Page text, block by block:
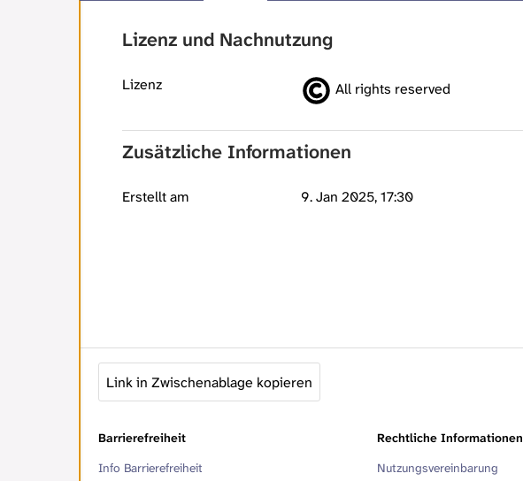
Lizenz und Nachnutzung
Lizenz All rights reserved
Zusätzliche Informationen
Erstellt am 9. Jan 2025, 17:30
Link in Zwischenablage kopieren
Barrierefreiheit
Info Barrierefreiheit
Rechtliche Informationen
Nutzungsvereinbarung